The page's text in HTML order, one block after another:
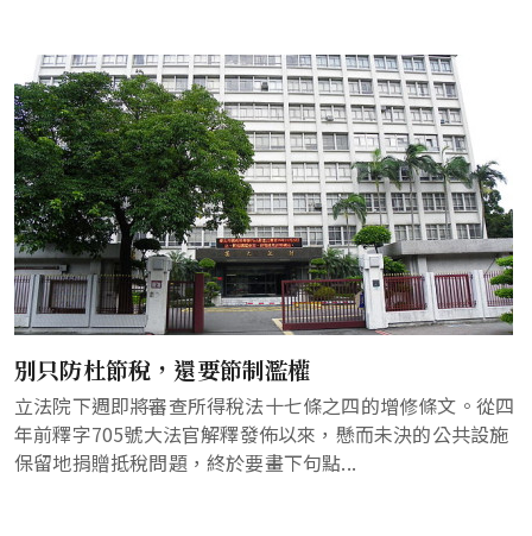
別只防杜節稅，還要節制濫權
立法院下週即將審查所得稅法十七條之四的增修條文。從四
年前釋字705號大法官解釋發佈以來，懸而未決的公共設施
保留地捐贈抵稅問題，終於要畫下句點...